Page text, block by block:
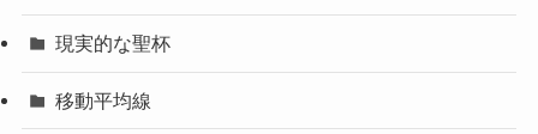
現実的な聖杯
移動平均線